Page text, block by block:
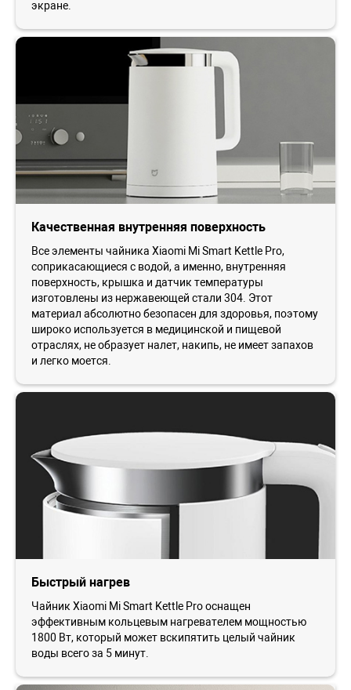
экране.
Качественная внутренняя поверхность
Все элементы чайника Xiaomi Mi Smart Kettle Pro,
соприкасающиеся с водой, а именно, внутренняя
поверхность, крышка и датчик температуры
изготовлены из нержавеющей стали 304. Этот
материал абсолютно безопасен для здоровья, поэтому
широко используется в медицинской и пищевой
отраслях, не образует налет, накипь, не имеет запахов
и легко моется.
Быстрый нагрев
Чайник Xiaomi Mi Smart Kettle Pro оснащен
эффективным кольцевым нагревателем мощностью
1800 Вт, который может вскипятить целый чайник
воды всего за 5 минут.